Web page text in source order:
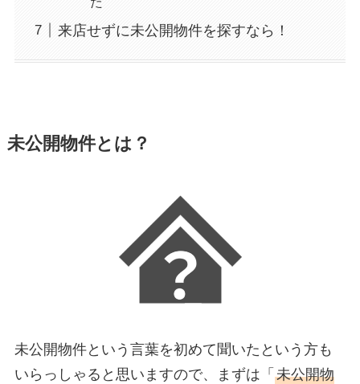
来店せずに未公開物件を探すなら！
未公開物件とは？
未公開物件という言葉を初めて聞いたという方も
いらっしゃると思いますので、まずは「 未公開物